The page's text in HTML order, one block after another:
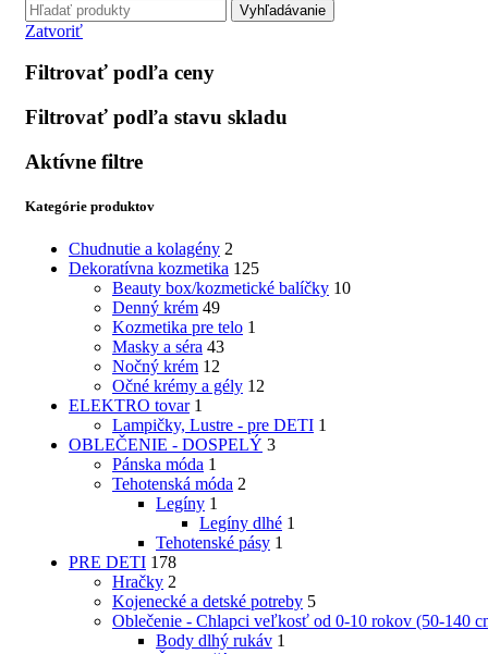
Zatvoriť
Filtrovať podľa ceny
Filtrovať podľa stavu skladu
Aktívne filtre
Kategórie produktov
Chudnutie a kolagény 2
Dekoratívna kozmetika 125
Beauty box/kozmetické balíčky 10
Denný krém 49
Kozmetika pre telo 1
Masky a séra 43
Nočný krém 12
Očné krémy a gély 12
ELEKTRO tovar 1
Lampičky, Lustre - pre DETI 1
OBLEČENIE - DOSPELÝ 3
Pánska móda 1
Tehotenská móda 2
Legíny 1
Legíny dlhé 1
Tehotenské pásy 1
PRE DETI 178
Hračky 2
Kojenecké a detské potreby 5
Oblečenie - Chlapci veľkosť od 0-10 rokov (50-140
Body dlhý rukáv 1
Vyhľadávanie